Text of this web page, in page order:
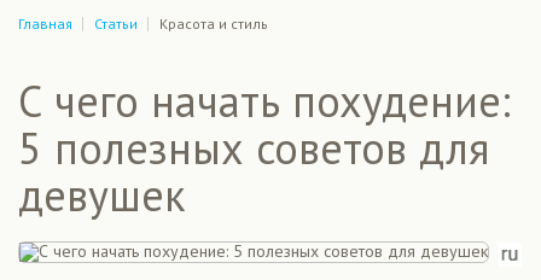
Главная Статьи Красота и стиль
С чего начать похудение:
5 полезных советов для
девушек